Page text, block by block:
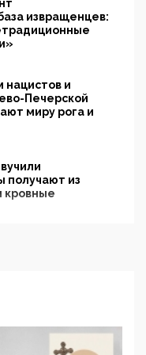
извращенцев:
нацистов и
Печерской
миру рога и
получают из
кровные
но